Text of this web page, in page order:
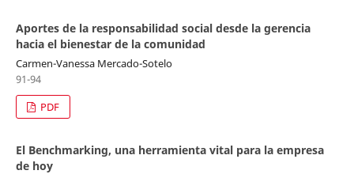
Aportes de la responsabilidad social desde la gerencia
hacia el bienestar de la comunidad
Carmen-Vanessa Mercado-Sotelo
91-94
PDF
El Benchmarking, una herramienta vital para la empresa
de hoy